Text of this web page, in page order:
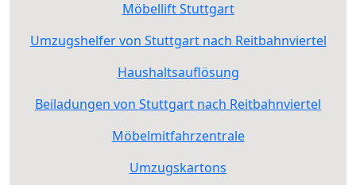
Möbellift Stuttgart
Umzugshelfer von Stuttgart nach Reitbahnviertel
Haushaltsauflösung
Beiladungen von Stuttgart nach Reitbahnviertel
Möbelmitfahrzentrale
Umzugskartons